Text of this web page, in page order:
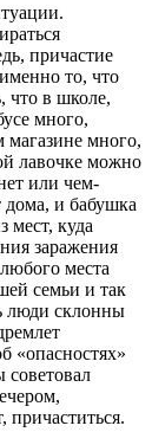
причастие
то, что
что в школе,
много,
магазине много,
лавочке можно
или чем-
дома, и бабушка
мест, куда
заражения
места
семьи и так
люди склонны
«опасностях»
советовал
причаститься.